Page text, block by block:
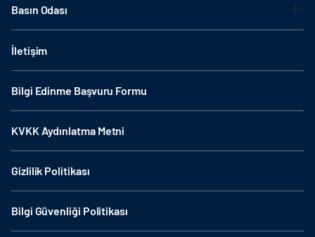
Basın Odası
İletişim
Bilgi Edinme Başvuru Formu
KVKK Aydınlatma Metni
Gizlilik Politikası
Bilgi Güvenliği Politikası